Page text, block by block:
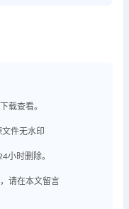
载查看。
件无水印
小时删除。
请在本文留言